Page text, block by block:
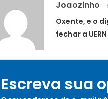
Joaozinho
Oxente, e o
fechar a
Escreva sua